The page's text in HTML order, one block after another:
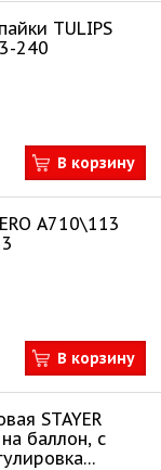
TULIPS
240
В корзину
A710\113
В корзину
STAYER
баллон, с